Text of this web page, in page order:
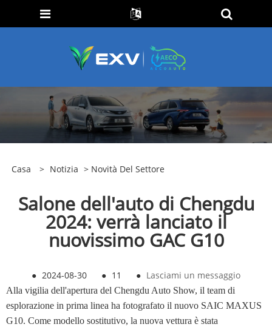
Casa > Notizia > Novità Del Settore
Salone dell'auto di Chengdu
2024: verrà lanciato il
nuovissimo GAC G10
● 2024-08-30 ● 11 ● Lasciami un messaggio
Alla vigilia dell'apertura del Chengdu Auto Show, il team di
esplorazione in prima linea ha fotografato il nuovo SAIC MAXUS
G10. Come modello sostitutivo, la nuova vettura è stata